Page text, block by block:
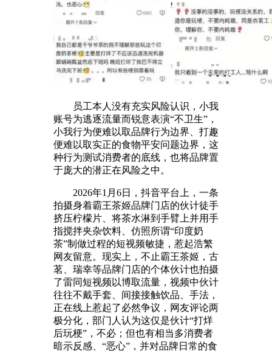
员工本人没有充实风险认识，小我
账号为逃逐流量而锐意表演“不卫生”，
小我行为便难以取品牌行为边界、打趣
便难以取实正的食物平安问题边界，这
种行为测试消费者的底线，也将品牌置
于庞大的潜正在风险之中。
2026年1月6日，抖音平台上，一条
拍摄身着霸王茶姬品牌门店的伙计徒手
挤压柠檬片、将茶水淋到手臂上并用手
指搅拌夹杂饮料、仿照所谓“印度奶
茶”制做过程的短视频敏捷，惹起浩繁
网友留意。现实上，不止霸王茶姬，古
茗、瑞幸等品牌门店的个体伙计也拍摄
了雷同短视频以博取流量，视频中伙计
往往不戴手套、间接接触饮品、手法，
正在线上惹起了必然争议，网友评论两
极分化，部门人认为这仅是伙计“打烊
后玩梗”，不必；但也有相当多消费者
暗示反感、“恶心”，并对品牌日常的食